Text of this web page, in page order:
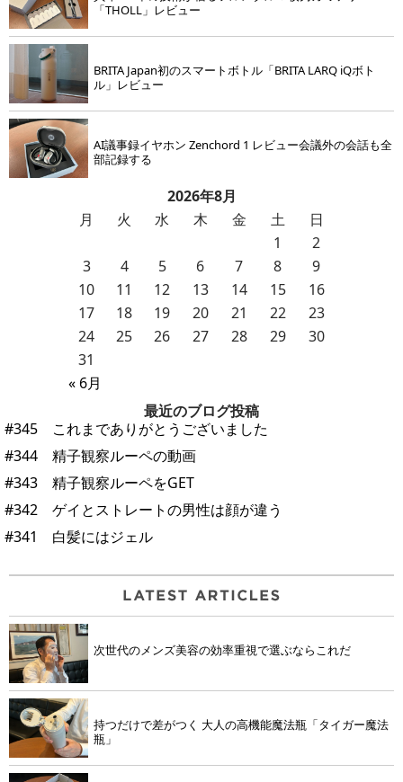
「THOLL」レビュー
BRITA Japan初のスマートボトル「BRITA LARQ iQボト
ル」レビュー
AI議事録イヤホン Zenchord 1 レビュー会議外の会話も全
部記録する
2026年8月
月
火 水 木 金 土 日
« 6月
1
2
3
4 5 6 7 8
9
10
11 12 13 14 15
16
17
18 19 20 21 22
23
24
25 26 27 28 29
30
31
最近のブログ投稿
#345 これまでありがとうございました
#344 精子観察ルーペの動画
#343 精子観察ルーペをGET
#342 ゲイとストレートの男性は顔が違う
#341 白髪にはジェル
次世代のメンズ美容の効率重視で選ぶならこれだ
持つだけで差がつく 大人の高機能魔法瓶「タイガー魔法
瓶」